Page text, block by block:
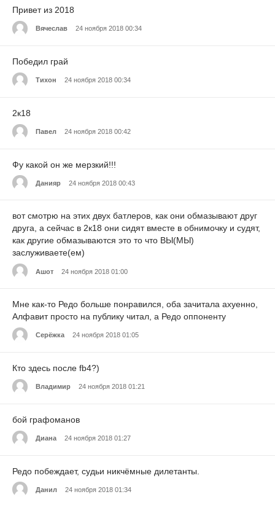
Привет из 2018
Вячеслав 24 ноября 2018 00:34
Победил грай
Тихон 24 ноября 2018 00:34
2к18
Павел 24 ноября 2018 00:42
Фу какой он же мерзкий!!!
Данияр 24 ноября 2018 00:43
вот смотрю на этих двух батлеров, как они обмазывают друг
друга, а сейчас в 2к18 они сидят вместе в обнимочку и судят,
как другие обмазываются это то что ВЫ(МЫ)
заслуживаете(ем)
Ашот 24 ноября 2018 01:00
Мне как-то Редо больше понравился, оба зачитала ахуенно,
Алфавит просто на публику читал, а Редо оппоненту
Серёжка 24 ноября 2018 01:05
Кто здесь после fb4?)
Владимир 24 ноября 2018 01:21
бой графоманов
Диана 24 ноября 2018 01:27
Редо побеждает, судьи никчёмные дилетанты.
Данил 24 ноября 2018 01:34